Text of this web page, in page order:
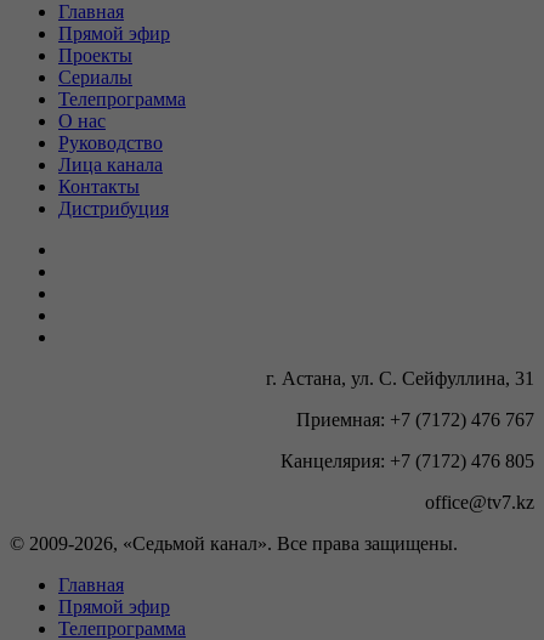
Главная
Прямой эфир
Проекты
Сериалы
Телепрограмма
О нас
Руководство
Лица канала
Контакты
Дистрибуция
г. Астана, ул. С. Сейфуллина, 31
Приемная: +7 (7172) 476 767
Канцелярия: +7 (7172) 476 805
office@tv7.kz
© 2009-2026, «Седьмой канал». Все права защищены.
Главная
Прямой эфир
Телепрограмма